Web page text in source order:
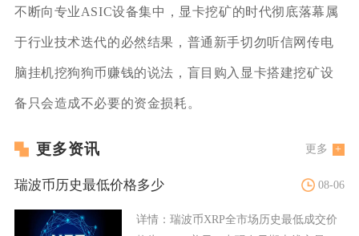
不断向专业ASIC设备集中，显卡挖矿的时代彻底落幕属
于行业技术迭代的必然结果，普通新手切勿听信网传电
脑挂机挖狗狗币赚钱的说法，盲目购入显卡搭建挖矿设
备只会造成不必要的资金损耗。
更多资讯 更多
瑞波币历史最低价格多少 08-06
详情： 瑞波币XRP全市场历史最低成交价